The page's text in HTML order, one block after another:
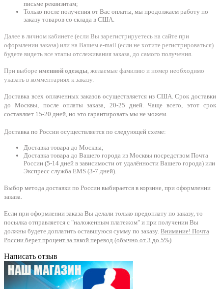
письме реквизитам;
Только после получения от Вас оплаты, мы продолжаем работу по
заказу товаров со склада в США.
Далее в личном кабинете (если Вы зарегистрируетесь на сайте при
оформлении заказа) или на Вашем e-mail (если не хотите регистрироваться)
будете видеть все этапы отслеживания заказа, до самого получения.
При выборе именной одежды, желаемые фамилию и номер необходимо
указать в комментариях к заказу.
Доставка всех оплаченных заказов осуществляется из США. Срок доставки
до Москвы, после оплаты заказа, 20-25 дней. Чаще всего, этот срок
составляет 15-20 дней, но это гарантировать мы не можем.
Доставка по России осуществляется по следующей схеме:
Доставка товара до Москвы;
Доставка товара до Вашего города из Москвы посредством Почта
России (5-14 дней в зависимости от удалённости Вашего города) или
Экспресс служба EMS (3-7 дней).
Выбор метода доставки по России выбирается в корзине, при оформлении
заказа.
Если при оформлении заказа Вы делали только предоплату по заказу, то
посылка отправляется с "наложенным платежом" и при получении Вы
должны будете доплатить оставшуюся сумму по заказу. Внимание! Почта
России берет процент за такой перевод (обычно от 3 до 5%).
Написать отзыв